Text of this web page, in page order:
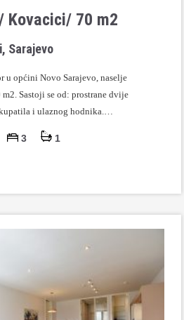
Kovacici/ 70 m2
Sarajevo
u općini Novo Sarajevo, naselje
Sastoji se od: prostrane dvije
i ulaznog hodnika.…
3 1